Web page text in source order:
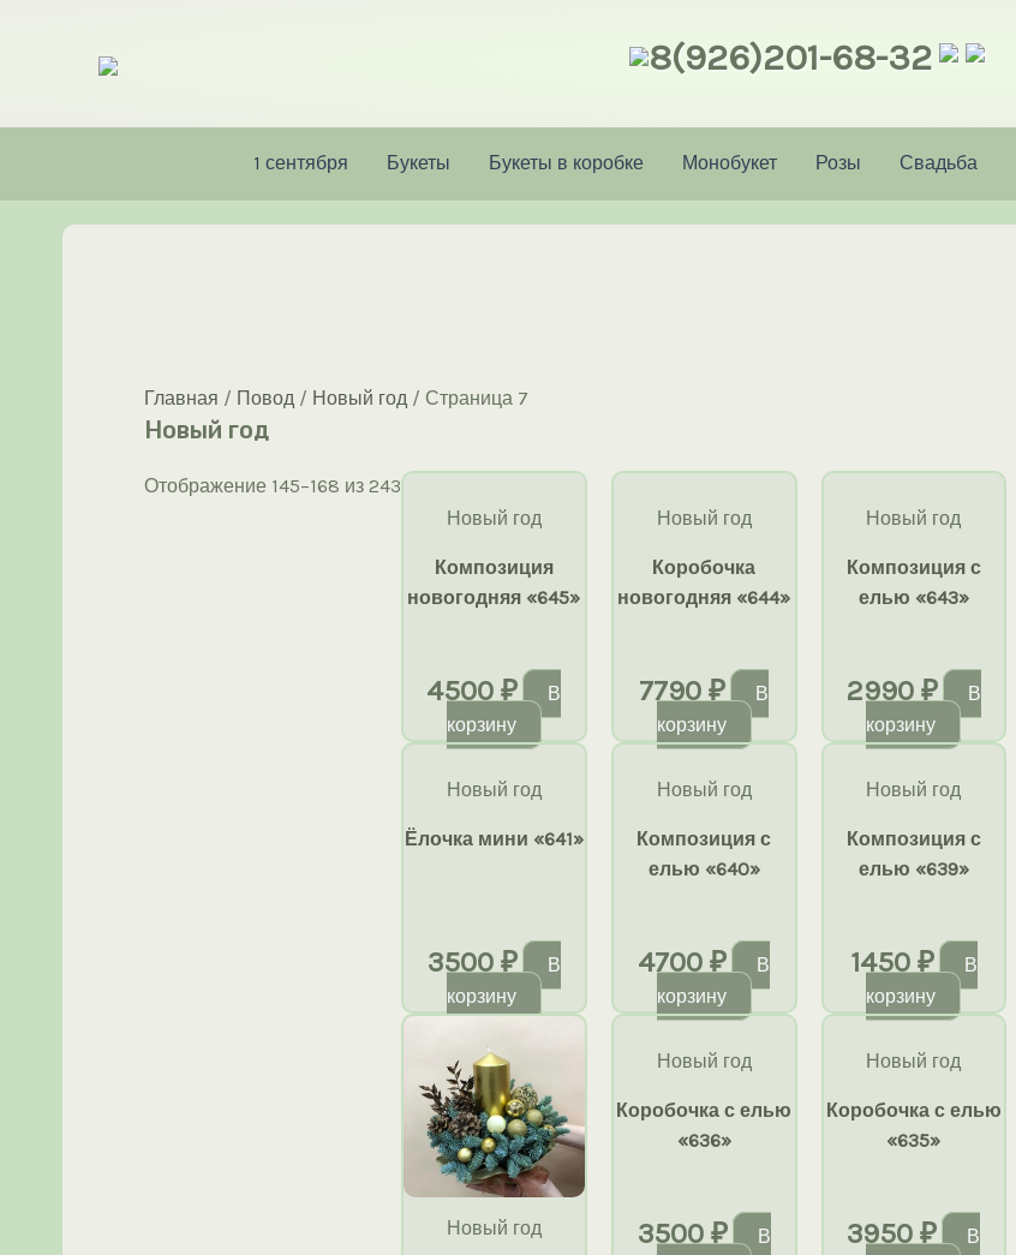
содержимому
8(926)201-68-32
1 сентября Букеты Букеты в коробке Монобукет Розы Свадьба
Главная / Повод / Новый год / Страница 7
Новый год
Отображение 145–168 из 243Сортировка:
самыеНовый год
Композиция
новогодняя «645»
4500₽
В
корзину
Новый год
Коробочка
новогодняя «644»
7790₽
В
корзину
Новый год
Композиция с
елью «643»
2990₽
В
корзину
Новый год
Ёлочка мини «641»
3500 ₽
В
корзину
Новый год
Композиция с
елью «640»
4700₽
В
корзину
Новый год
Композиция с
елью «639»
1450 ₽
В
корзину
Новый год
Новый год
Коробочка с елью
«636»
3500 ₽
В
Новый год
Коробочка с елью
«635»
3950₽
В